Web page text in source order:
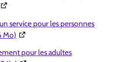
(Ouverture dans une nouvelle fenêtre)
service pour les personnes
Mo) (Ouverture dans une nouvelle
pour les adultes